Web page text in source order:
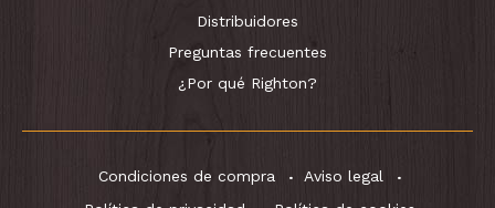
Distribuidores
Preguntas frecuentes
¿Por qué Righton?
Condiciones de compra
Aviso legal